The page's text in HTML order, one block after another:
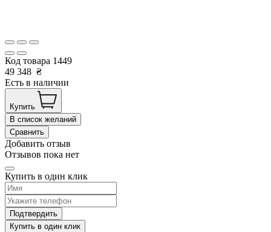
Код товара 1449
49 348 ₴
Есть в наличии
Купить
В список желаний
Сравнить
Добавить отзыв
Отзывов пока нет
Купить в один клик
Подтвердить
Купить в один клик